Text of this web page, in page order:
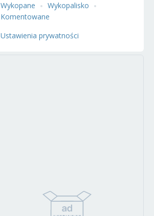
Wykopane
Wykopalisko
Komentowane
Ustawienia prywatności